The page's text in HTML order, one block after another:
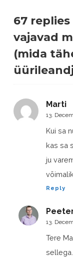
67
vajavad
(mida
Marti
13.
Kui sa
kas sa
ju
Reply
13.
Tere